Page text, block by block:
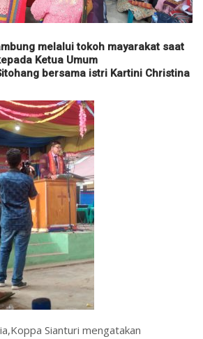
melalui tokoh mayarakat saat
Ketua Umum
bersama istri Kartini Christina
Sianturi mengatakan